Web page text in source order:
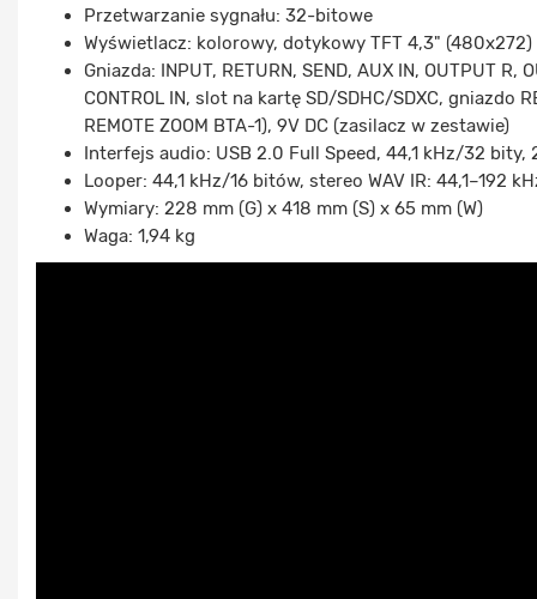
Przetwarzanie sygnału: 32-bitowe
Wyświetlacz: kolorowy, dotykowy TFT 4,3" (480x272)
Gniazda: INPUT, RETURN, SEND, AUX IN, OUTPUT
CONTROL IN, slot na kartę SD/SDHC/SDXC, gniazdo
REMOTE ZOOM BTA-1), 9V DC (zasilacz w zestawie)
Interfejs audio: USB 2.0 Full Speed, 44,1 kHz/32 bity,
Looper: 44,1 kHz/16 bitów, stereo WAV IR: 44,1–192
Wymiary: 228 mm (G) x 418 mm (S) x 65 mm (W)
Waga: 1,94 kg